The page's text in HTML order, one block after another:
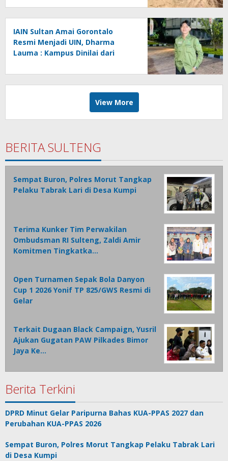
IAIN Sultan Amai Gorontalo
Resmi Menjadi UIN, Dharma
Lauma : Kampus Dinilai dari
View More
BERITA SULTENG
Sempat Buron, Polres Morut Tangkap
Pelaku Tabrak Lari di Desa Kumpi
Terima Kunker Tim Perwakilan
Ombudsman RI Sulteng, Zaldi Amir
Komitmen Tingkatka…
Open Turnamen Sepak Bola Danyon
Cup 1 2026 Yonif TP 825/GWS Resmi di
Gelar
Terkait Dugaan Black Campaign, Yusril
Ajukan Gugatan PAW Pilkades Bimor
Jaya Ke…
Berita Terkini
DPRD Minut Gelar Paripurna Bahas KUA-PPAS 2027 dan
Perubahan KUA-PPAS 2026
Sempat Buron, Polres Morut Tangkap Pelaku Tabrak Lari
di Desa Kumpi